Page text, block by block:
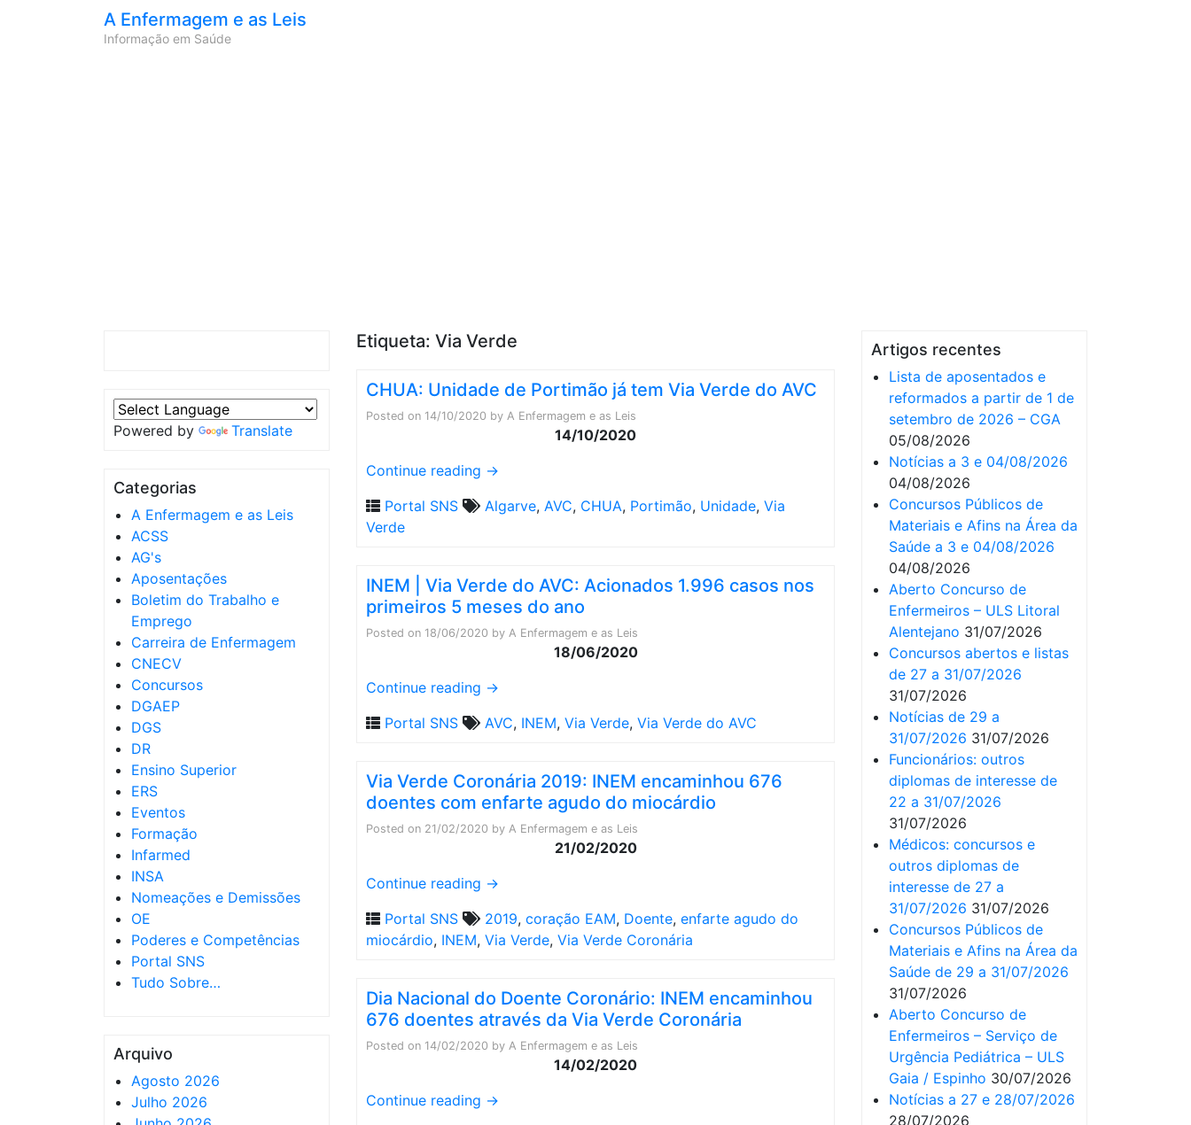
A Enfermagem e as Leis
Informação em Saúde
Powered by Translate
Categorias
A Enfermagem e as Leis
ACSS
AG's
Aposentações
Boletim do Trabalho e
Emprego
Carreira de Enfermagem
CNECV
Concursos
DGAEP
DGS
DR
Ensino Superior
ERS
Eventos
Formação
Infarmed
INSA
Nomeações e Demissões
OE
Poderes e Competências
Portal SNS
Tudo Sobre…
Arquivo
Agosto 2026
Julho 2026
Etiqueta: Via Verde
CHUA: Unidade de Portimão já tem Via Verde do AVC
Posted on 14/10/2020 by A Enfermagem e as Leis
14/10/2020
Continue reading →
Portal SNS
Algarve, AVC, CHUA, Portimão, Unidade, Via
Verde
INEM | Via Verde do AVC: Acionados 1.996 casos nos
primeiros 5 meses do ano
Posted on 18/06/2020 by A Enfermagem e as Leis
18/06/2020
Continue reading →
Portal SNS
AVC, INEM, Via Verde, Via Verde do AVC
Via Verde Coronária 2019: INEM encaminhou 676
doentes com enfarte agudo do miocárdio
Posted on 21/02/2020 by A Enfermagem e as Leis
21/02/2020
Continue reading →
Portal SNS
2019, coração EAM, Doente, enfarte agudo do
miocárdio, INEM, Via Verde, Via Verde Coronária
Dia Nacional do Doente Coronário: INEM encaminhou
676 doentes através da Via Verde Coronária
Posted on 14/02/2020 by A Enfermagem e as Leis
14/02/2020
Continue reading →
Artigos recentes
Lista de aposentados e
reformados a partir de 1 de
setembro de 2026 – CGA
05/08/2026
Notícias a 3 e 04/08/2026
04/08/2026
Concursos Públicos de
Materiais e Afins na Área da
Saúde a 3 e 04/08/2026
04/08/2026
Aberto Concurso de
Enfermeiros – ULS Litoral
Alentejano 31/07/2026
Concursos abertos e listas
de 27 a 31/07/2026
31/07/2026
Notícias de 29 a
31/07/2026 31/07/2026
Funcionários: outros
diplomas de interesse de
22 a 31/07/2026
31/07/2026
Médicos: concursos e
outros diplomas de
interesse de 27 a
31/07/2026 31/07/2026
Concursos Públicos de
Materiais e Afins na Área da
Saúde de 29 a 31/07/2026
31/07/2026
Aberto Concurso de
Enfermeiros – Serviço de
Urgência Pediátrica – ULS
Gaia / Espinho 30/07/2026
Notícias a 27 e 28/07/2026
28/07/2026